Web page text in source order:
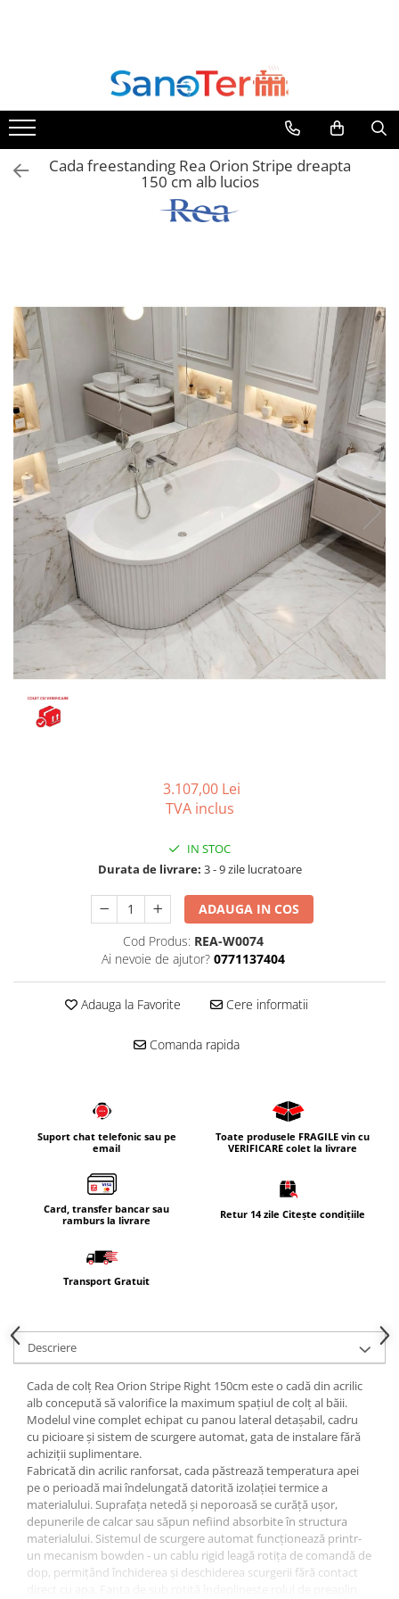
Obiecte Sanitare
Lavoare
Lavoare pe perete
Lavoare pe blat
Seturi Lavoare
Vase wc
Vase wc suspendate
Vase wc statative
Seturi vase wc monobloc
Accesorii vase wc
Capace wc
Bideuri
Bideuri suspendate
Bideuri statative
Piedestale
Pisoare
Rezervoare wc
Rezervore incastrate
Clapete de actionare
Rame instalare
Oglinzi baie si corpuri iluminat
Oglinzi cu dulapior
Oglinzi simple
Mobilier Lavoar baie
Accesorii pentru mobila
Seturi baterii
Masti, sifoane si suporturi cazi
Cazi freestanding
Cazi dreptunghiulare
Paravane de cada
Masti, sifoane si suporturi cazi
Cabine dus
Cabine de dus dreptunghiulare
Cabine de dus patrate
Cabine de dus pentagonale
Cabine de dus semirotunde
Cadite de dus
Cadite semitorunde
Cadite dreptunghiulare
Cada freestanding Rea Orion Stripe dreapta
150 cm alb lucios
3.107,00 Lei
TVA inclus
IN STOC
Durata de livrare: 3 - 9 zile lucratoare
ADAUGA IN COS
Cod Produs: REA-W0074
Ai nevoie de ajutor? 0771137404
Adauga la Favorite Cere informatii
Comanda rapida
Suport chat telefonic sau pe
email
Toate produsele FRAGILE vin cu
VERIFICARE colet la livrare
Card, transfer bancar sau
ramburs la livrare
Retur 14 zile Citește condițiile
Transport Gratuit
Descriere
Cada de colț Rea Orion Stripe Right 150cm este o cadă din acrilic
alb concepută să valorifice la maximum spațiul de colț al băii.
Modelul vine complet echipat cu panou lateral detașabil, cadru
cu picioare și sistem de scurgere automat, gata de instalare fără
achiziții suplimentare.
Fabricată din acrilic ranforsat, cada păstrează temperatura apei
pe o perioadă mai îndelungată datorită izolației termice a
materialului. Suprafața netedă și neporoasă se curăță ușor,
depunerile de calcar sau săpun nefiind absorbite în structura
materialului. Sistemul de scurgere automat funcționează printr-
un mecanism bowden - un cablu rigid leagă rotița de comandă de
dop, permițând închiderea și deschiderea scurgerii fără contact